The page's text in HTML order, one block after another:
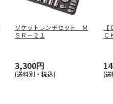
ソケットレンチセット Ｍ
ＳＲ－２１
3,300円
(送料別・税込)
Ｃ
(送